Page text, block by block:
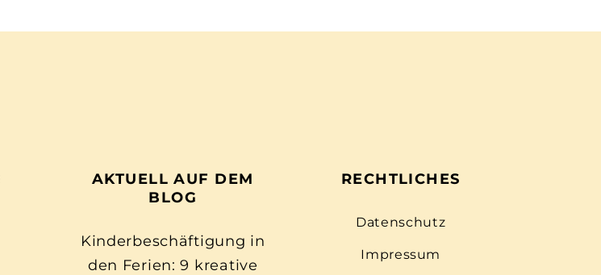
AKTUELL AUF DEM
BLOG
Kinderbeschäftigung in
den Ferien: 9 kreative
RECHTLICHES
Datenschutz
Impressum